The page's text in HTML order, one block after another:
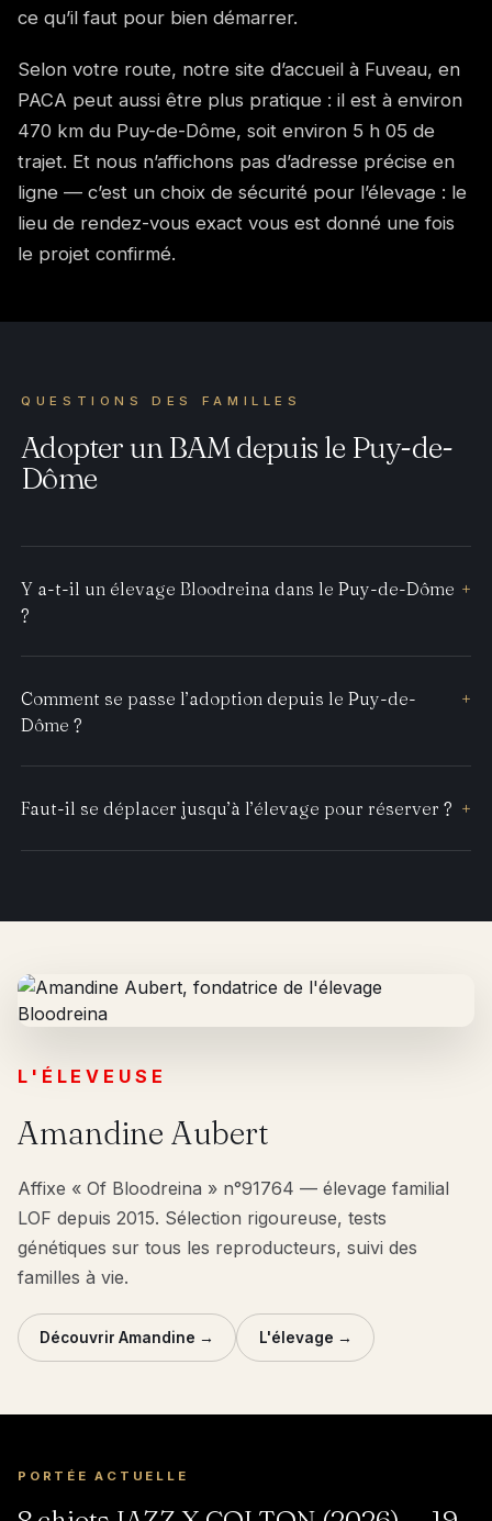
ce qu’il faut pour bien démarrer.
Selon votre route, notre site d’accueil à Fuveau, en
PACA peut aussi être plus pratique : il est à environ
470 km du Puy-de-Dôme, soit environ 5 h 05 de
trajet. Et nous n’affichons pas d’adresse précise en
ligne — c’est un choix de sécurité pour l’élevage : le
lieu de rendez-vous exact vous est donné une fois
le projet confirmé.
QUESTIONS DES FAMILLES
Adopter un BAM depuis le Puy-de-
Dôme
Y a-t-il un élevage Bloodreina dans le Puy-de-Dôme
?
+
Comment se passe l’adoption depuis le Puy-de-
Dôme ?
+
Faut-il se déplacer jusqu’à l’élevage pour réserver ? +
L'ÉLEVEUSE
Amandine Aubert
Affixe « Of Bloodreina » n°91764 — élevage familial
LOF depuis 2015. Sélection rigoureuse, tests
génétiques sur tous les reproducteurs, suivi des
familles à vie.
Découvrir Amandine → L'élevage →
PORTÉE ACTUELLE